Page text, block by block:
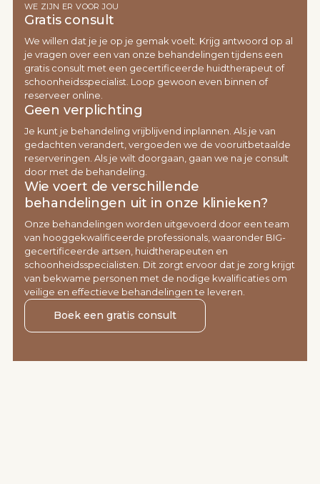
WE ZIJN ER VOOR JOU
Gratis consult
We willen dat je je op je gemak voelt. Krijg antwoord op al
je vragen over een van onze behandelingen tijdens een
gratis consult met een gecertificeerde huidtherapeut of
schoonheidsspecialist. Loop gewoon even binnen of
reserveer online.
Geen verplichting
Je kunt je behandeling vrijblijvend inplannen. Als je van
gedachten verandert, vergoeden we de vooruitbetaalde
reserveringen. Als je wilt doorgaan, gaan we na je consult
door met de behandeling.
Wie voert de verschillende
behandelingen uit in onze klinieken?
Onze behandelingen worden uitgevoerd door een team
van hooggekwalificeerde professionals, waaronder BIG-
gecertificeerde artsen, huidtherapeuten en
schoonheidsspecialisten. Dit zorgt ervoor dat je zorg krijgt
van bekwame personen met de nodige kwalificaties om
veilige en effectieve behandelingen te leveren.
Boek een gratis consult